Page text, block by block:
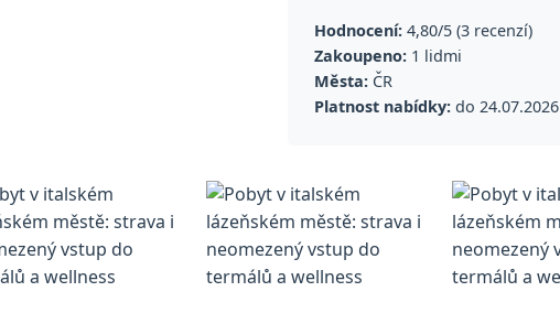
Hodnocení: 4,80/5 (3 recenzí)
Zakoupeno: 1 lidmi
Města: ČR
Platnost nabídky: do 24.07.2026